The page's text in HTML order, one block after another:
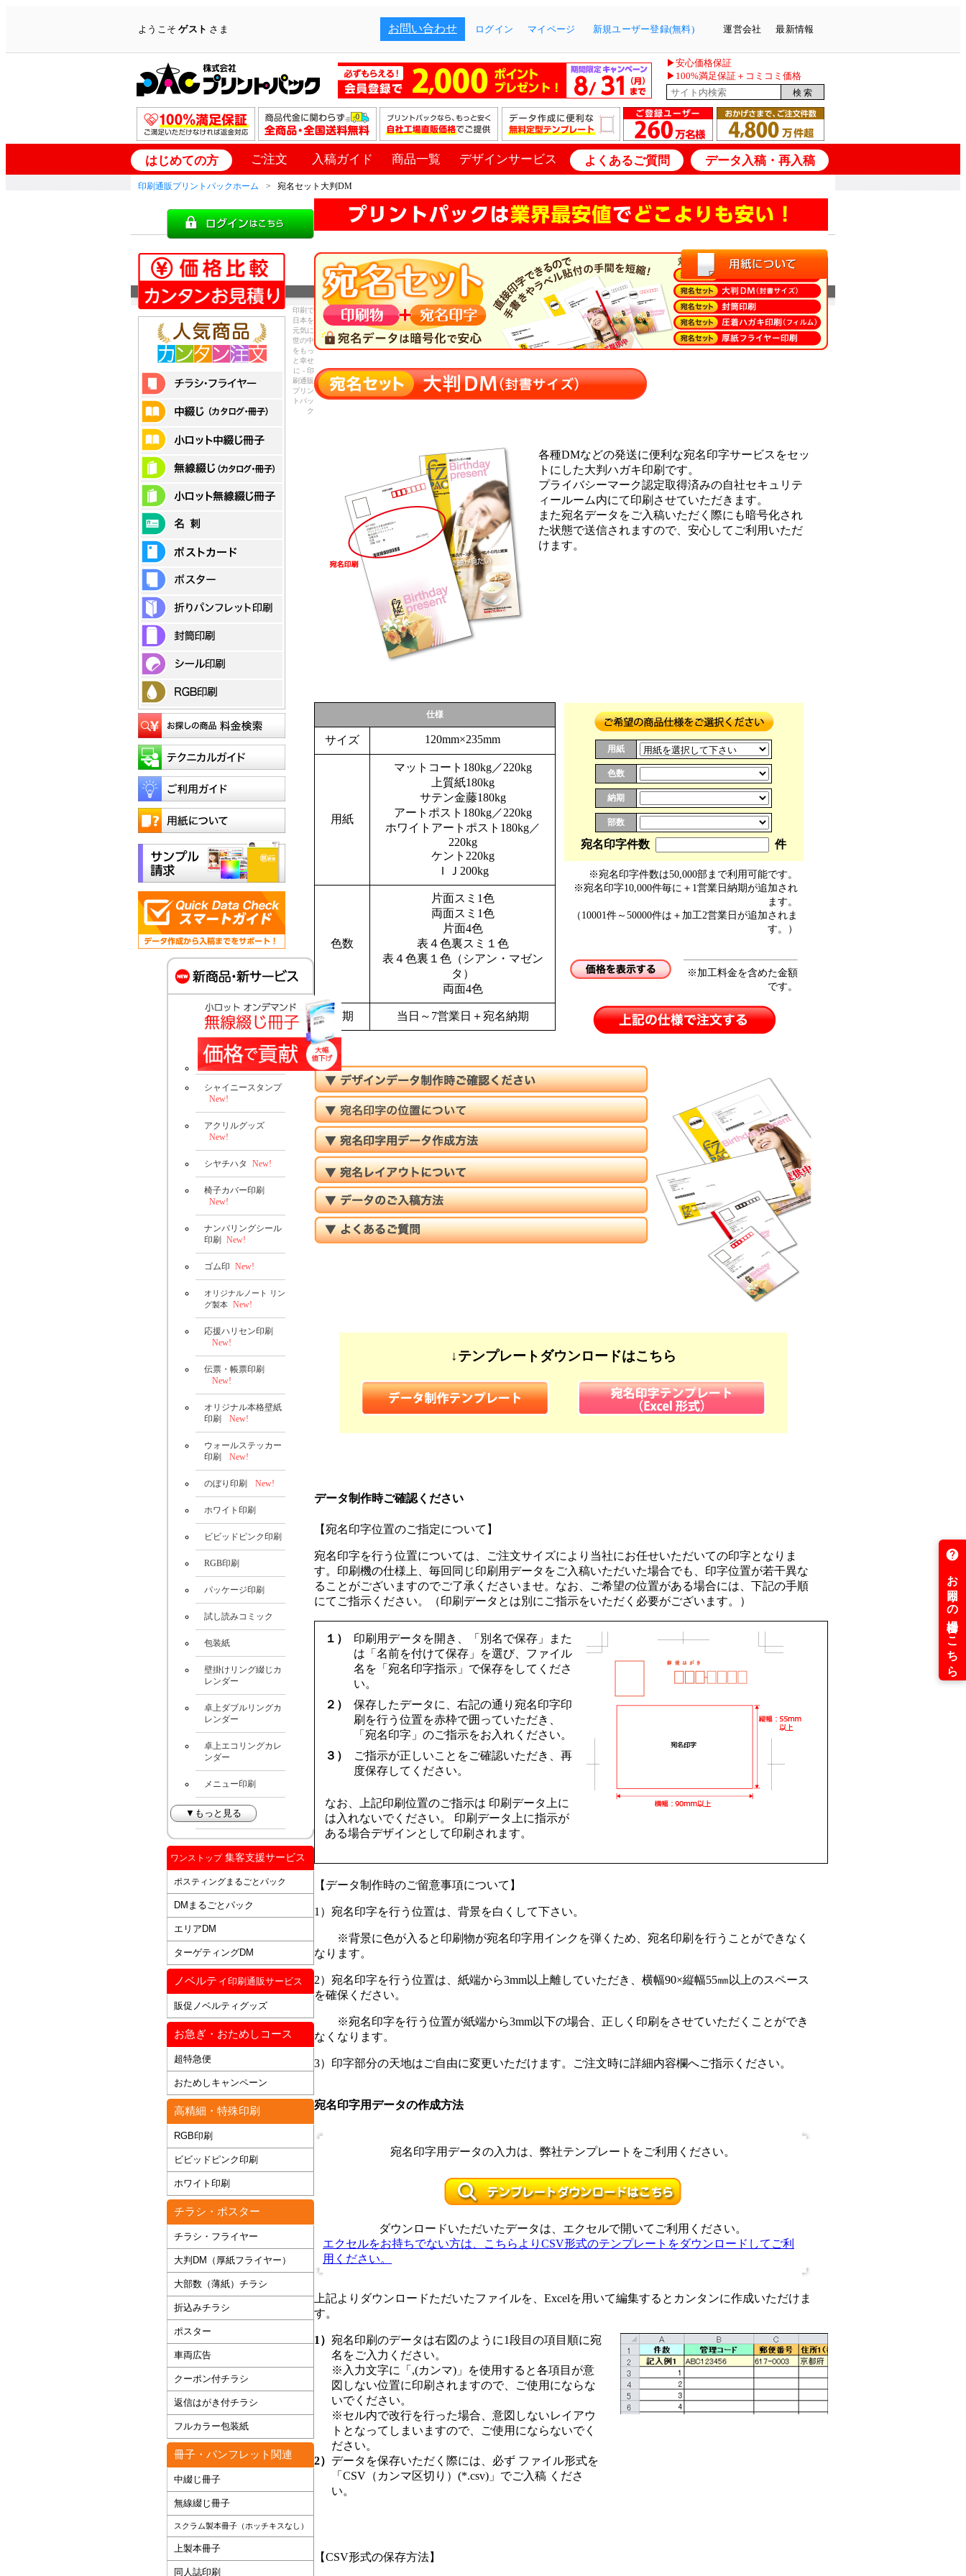
ようこそゲスト さま お問い合わせ ログイン マイページ 新規ユーザー登録(無料) 運営会社 最新情報
▶安心価格保証
▶100%満足保証＋コミコミ価格
はじめての方 ご注文 入稿ガイド 商品一覧 デザインサービス よくあるご質問 データ入稿・再入稿
印刷通販プリントパックホーム 宛名セット大判DM
各種DMなどの発送に便利な宛名印字サービスをセッ
トにした大判ハガキ印刷です。
プライバシーマーク認定取得済みの自社セキュリテ
ィールーム内にて印刷させていただきます。
また宛名データをご入稿いただく際にも暗号化され
た状態で送信されますので、安心してご利用いただ
けます。
仕様
サイズ 120mm×235mm
用紙
マットコート180kg／220kg
上質紙180kg
サテン金藤180kg
アートポスト180kg／220kg
ホワイトアートポスト180kg／
220kg
ケント220kg
ＩＪ200kg
色数
片面スミ1色
両面スミ1色
片面4色
表４色裏スミ１色
表４色裏１色（シアン・マゼン
タ）
両面4色
納期 当日～7営業日＋宛名納期
用紙
色数
納期
部数
宛名印字件数 件
※宛名印字件数は50,000部まで利用可能です。
※宛名印字10,000件毎に＋1営業日納期が追加され
ます。
（10001件～50000件は＋加工2営業日が追加されま
す。）
※加工料金を含めた金額
です。
↓テンプレートダウンロードはこちら
データ制作時ご確認ください
【宛名印字位置のご指定について】
宛名印字を行う位置については、ご注文サイズにより当社にお任せいただいての印字となりま
す。印刷機の仕様上、毎回同じ印刷用データをご入稿いただいた場合でも、印字位置が若干異な
ることがございますのでご了承くださいませ。なお、ご希望の位置がある場合には、下記の手順
にてご指示ください。（印刷データとは別にご指示をいただく必要がございます。）
１）
印刷用データを開き、「別名で保存」また
は「名前を付けて保存」を選び、ファイル
名を「宛名印字指示」で保存をしてくださ
い。
２）
保存したデータに、右記の通り宛名印字印
刷を行う位置を赤枠で囲っていただき、
「宛名印字」のご指示をお入れください。
３）
ご指示が正しいことをご確認いただき、再
度保存してください。
なお、上記印刷位置のご指示は 印刷データ上に
は入れないでください。
印刷データ上に指示が
ある場合デザインとして印刷されます。
【データ制作時のご留意事項について】
1）宛名印字を行う位置は、背景を白くして下さい。
※背景に色が入ると印刷物が宛名印字用インクを弾くため、宛名印刷を行うことができなく
なります。
2）宛名印字を行う位置は、紙端から3mm以上離していただき、横幅90×縦幅55㎜以上のスペース
を確保ください。
※宛名印字を行う位置が紙端から3mm以下の場合、正しく印刷をさせていただくことができ
なくなります。
3）印字部分の天地はご自由に変更いただけます。ご注文時に詳細内容欄へご指示ください。
宛名印字用データの作成方法
宛名印字用データの入力は、弊社テンプレートをご利用ください。
ダウンロードいただいたデータは、エクセルで開いてご利用ください。
エクセルをお持ちでない方は、こちらよりCSV形式のテンプレートをダウンロードしてご利
用ください。
上記よりダウンロードただいたファイルを、Excelを用いて編集するとカンタンに作成いただけま
す。
1） 宛名印刷のデータは右図のように1段目の項目順に宛
名をご入力ください。
※入力文字に「,(カンマ)」を使用すると各項目が意
図しない位置に印刷されますので、ご使用にならな
いでください。
※セル内で改行を行った場合、意図しないレイアウ
トとなってしまいますので、ご使用にならないでく
ださい。
2） データを保存いただく際には、必ず ファイル形式を
「CSV（カンマ区切り）(*.csv)」でご入稿 くださ
い。
【CSV形式の保存方法】
シャイニースタンプ
New!
アクリルグッズ
New!
シヤチハタ New!
椅子カバー印刷
New!
ナンバリングシール
印刷 New!
ゴム印 New!
オリジナルノート リン
グ製本 New!
応援ハリセン印刷
New!
伝票・帳票印刷
New!
オリジナル本格壁紙
印刷
New!
ウォールステッカー
印刷
New!
のぼり印刷 New!
ホワイト印刷
ビビッドピンク印刷
RGB印刷
パッケージ印刷
試し読みコミック
包装紙
壁掛けリング綴じカ
レンダー
卓上ダブルリングカ
レンダー
卓上エコリングカレ
ンダー
メニュー印刷
▼もっと見る
ワンストップ集客支援サービス
ポスティングまるごとパック
DMまるごとパック
エリアDM
ターゲティングDM
ノベルティ 印刷通販サービス
販促ノベルティグッズ
お急ぎ・おためしコース
超特急便
おためしキャンペーン
高精細・特殊印刷
RGB印刷
ビビッドピンク印刷
ホワイト印刷
チラシ・ポスター
チラシ・フライヤー
大判DM（厚紙フライヤー）
大部数（薄紙）チラシ
折込みチラシ
ポスター
車両広告
クーポン付チラシ
返信はがき付チラシ
フルカラー包装紙
冊子・パンフレット関連
中綴じ冊子
無線綴じ冊子
スクラム製本冊子（ホッチキスなし）
上製本冊子
同人誌印刷
印刷で
日本を
元気に
世の中
をもっ
と幸せ
に - 印
刷通販
プリン
トパッ
ク